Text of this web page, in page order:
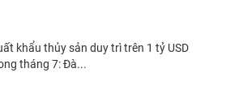
khẩu thủy sản duy trì trên 1 tỷ USD
tháng 7: Đà...